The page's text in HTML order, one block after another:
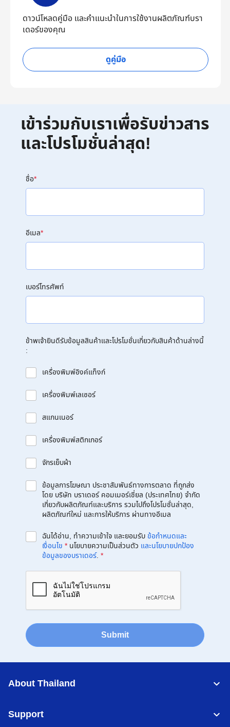
ดาวน์โหลดคู่มือ และคำแนะนำในการใช้งานผลิตภัณฑ์บรา
เดอร์ของคุณ
ดูคู่มือ
เข้าร่วมกับเราเพื่อรับข่าวสาร
และโปรโมชั่นล่าสุด!
ชื่อ*
อีเมล*
เบอร์โทรศัพท์
ข้าพเจ้ายินดีรับข้อมูลสินค้าและโปรโมชั่นเกี่ยวกับสินค้าด้านล่างนี้
:
เครื่องพิมพ์อิงค์แท็งก์
เครื่องพิมพ์เลเซอร์
สแกนเนอร์
เครื่องพิมพ์สติกเกอร์
จักรเย็บผ้า
ข้อมูลการโฆษณา ประชาสัมพันธ์ทางการตลาด ที่ถูกส่ง
โดย บริษัท บราเดอร์ คอมเมอร์เชี่ยล (ประเทศไทย) จำกัด
เกี่ยวกับผลิตภัณฑ์และบริการ รวมไปถึงโปรโมชั่นล่าสุด,
ผลิตภัณฑ์ใหม่ และการให้บริการ ผ่านทางอีเมล
ฉันได้อ่าน, ทำความเข้าใจ และยอมรับข้อกำหนดและ
เงื่อนไข * นโยบายความเป็นส่วนตัว และนโยบายปกป้อง
ข้อมูลของบราเดอร์. *
Submit
About Thailand
Support